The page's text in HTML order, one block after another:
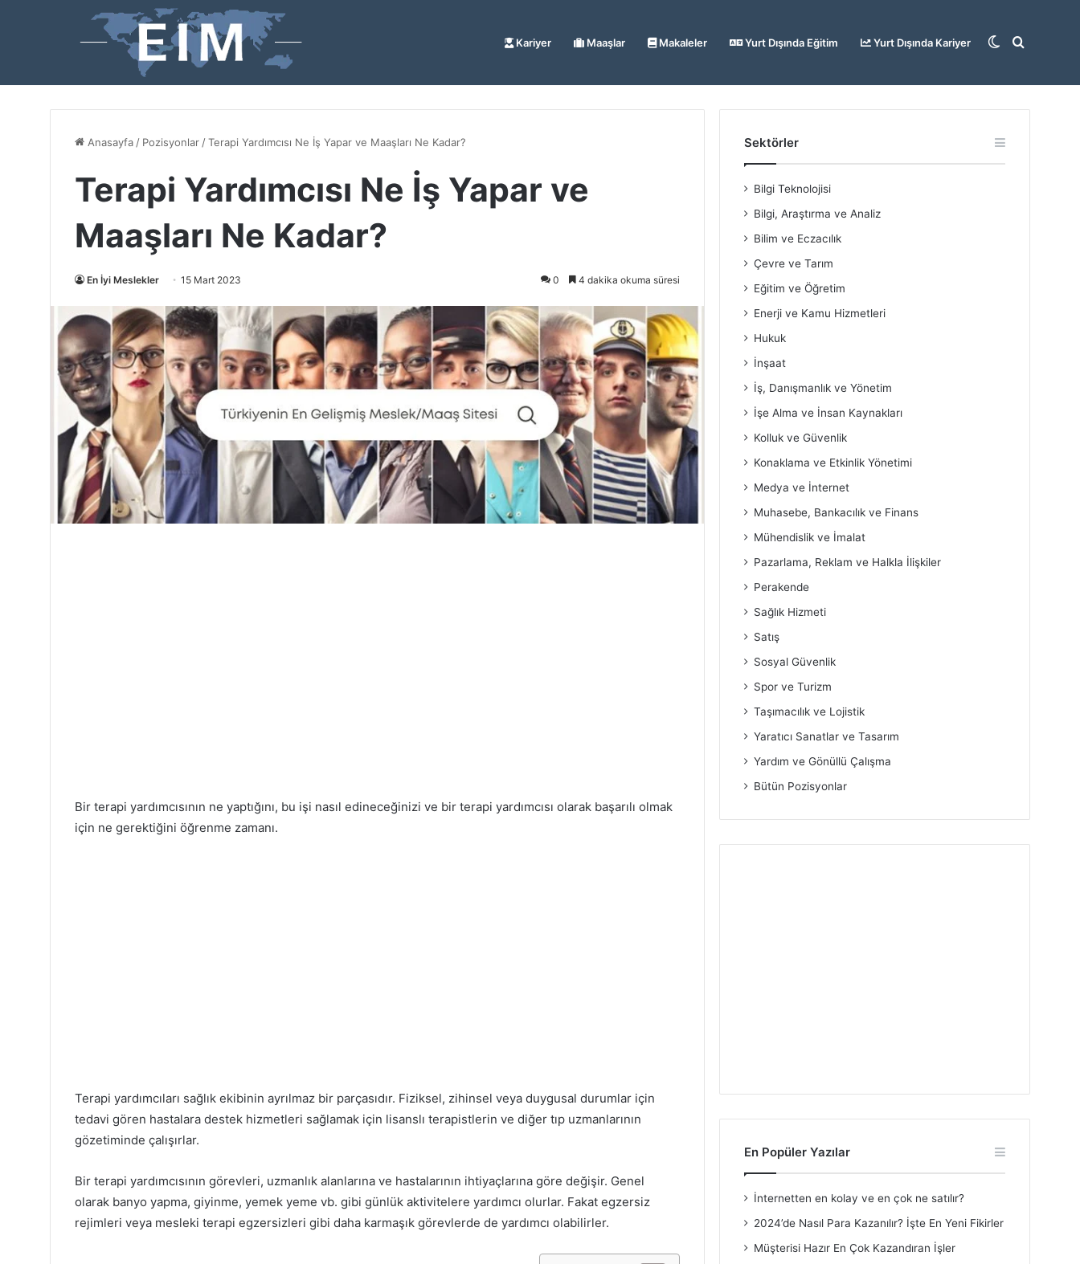
Kariyer Maaşlar Makaleler Yurt Dışında Eğitim Yurt Dışında Kariyer Arama
Dış
Anasayfa / Pozisyonlar /Terapi Yardımcısı Ne İş Yapar ve Maaşları Ne Kadar?
Terapi Yardımcısı Ne İş Yapar ve
Maaşları Ne Kadar?
En İyi Meslekler 15 Mart 2023 0 4 dakika okuma süresi
Bir terapi yardımcısının ne yaptığını, bu işi nasıl edineceğinizi ve bir terapi yardımcısı olarak başarılı olmak
için ne gerektiğini öğrenme zamanı.
Terapi yardımcıları sağlık ekibinin ayrılmaz bir parçasıdır. Fiziksel, zihinsel veya duygusal durumlar için
tedavi gören hastalara destek hizmetleri sağlamak için lisanslı terapistlerin ve diğer tıp uzmanlarının
gözetiminde çalışırlar.
Bir terapi yardımcısının görevleri, uzmanlık alanlarına ve hastalarının ihtiyaçlarına göre değişir. Genel
olarak banyo yapma, giyinme, yemek yeme vb. gibi günlük aktivitelere yardımcı olurlar. Fakat egzersiz
rejimleri veya mesleki terapi egzersizleri gibi daha karmaşık görevlerde de yardımcı olabilirler.
Sektörler
Bilgi Teknolojisi
Bilgi, Araştırma ve Analiz
Bilim ve Eczacılık
Çevre ve Tarım
Eğitim ve Öğretim
Enerji ve Kamu Hizmetleri
Hukuk
İnşaat
İş, Danışmanlık ve Yönetim
İşe Alma ve İnsan Kaynakları
Kolluk ve Güvenlik
Konaklama ve Etkinlik Yönetimi
Medya ve İnternet
Muhasebe, Bankacılık ve Finans
Mühendislik ve İmalat
Pazarlama, Reklam ve Halkla İlişkiler
Perakende
Sağlık Hizmeti
Satış
Sosyal Güvenlik
Spor ve Turizm
Taşımacılık ve Lojistik
Yaratıcı Sanatlar ve Tasarım
Yardım ve Gönüllü Çalışma
Bütün Pozisyonlar
En Popüler Yazılar
İnternetten en kolay ve en çok ne satılır?
2024’de Nasıl Para Kazanılır? İşte En Yeni Fikirler
Müşterisi Hazır En Çok Kazandıran İşler